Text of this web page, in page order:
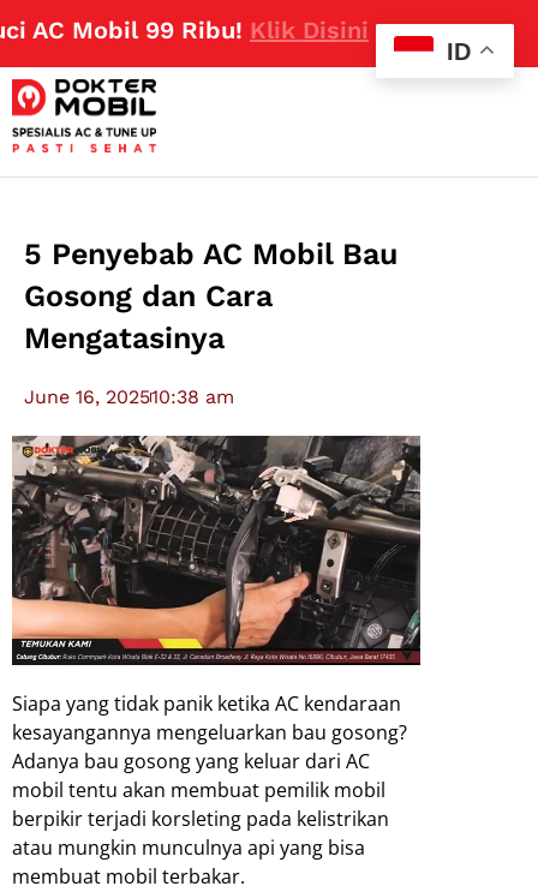
Mobil 99 Ribu!Klik Disini
5 Penyebab AC Mobil Bau
Gosong dan Cara
Mengatasinya
June 16, 202510:38 am
Siapa yang tidak panik ketika AC kendaraan
kesayangannya mengeluarkan bau gosong?
Adanya bau gosong yang keluar dari AC
mobil tentu akan membuat pemilik mobil
berpikir terjadi korsleting pada kelistrikan
atau mungkin munculnya api yang bisa
membuat mobil terbakar.
ID